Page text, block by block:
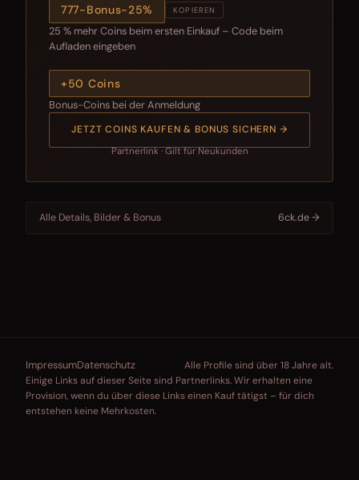
777-Bonus-25% KOPIEREN
25 % mehr Coins beim ersten Einkauf – Code beim
Aufladen eingeben
+50 Coins
Bonus-Coins bei der Anmeldung
JETZT COINS KAUFEN & BONUS SICHERN →
Partnerlink · Gilt für Neukunden
Alle Details, Bilder & Bonus 6ck.de →
ImpressumDatenschutz
Alle Profile sind über 18 Jahre alt.
Einige Links auf dieser Seite sind Partnerlinks. Wir erhalten eine
Provision, wenn du über diese Links einen Kauf tätigst – für dich
entstehen keine Mehrkosten.